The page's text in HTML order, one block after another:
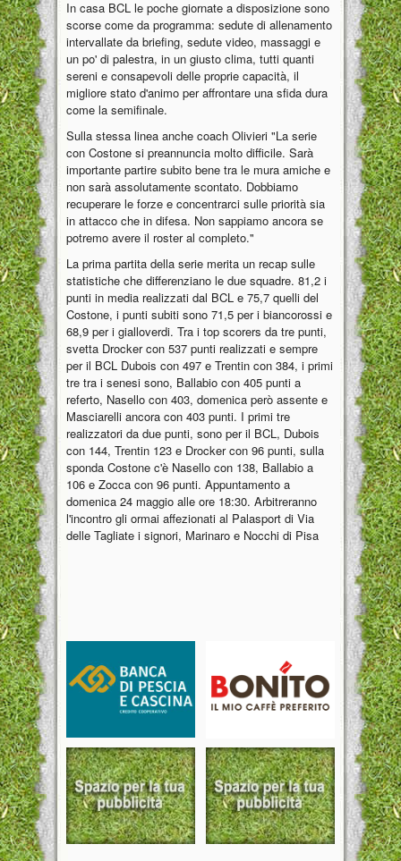
In casa BCL le poche giornate a disposizione sono
scorse come da programma: sedute di allenamento
intervallate da briefing, sedute video, massaggi e
un po' di palestra, in un giusto clima, tutti quanti
sereni e consapevoli delle proprie capacità, il
migliore stato d'animo per affrontare una sfida dura
come la semifinale.
Sulla stessa linea anche coach Olivieri "La serie
con Costone si preannuncia molto difficile. Sarà
importante partire subito bene tra le mura amiche e
non sarà assolutamente scontato. Dobbiamo
recuperare le forze e concentrarci sulle priorità sia
in attacco che in difesa. Non sappiamo ancora se
potremo avere il roster al completo."
La prima partita della serie merita un recap sulle
statistiche che differenziano le due squadre. 81,2 i
punti in media realizzati dal BCL e 75,7 quelli del
Costone, i punti subiti sono 71,5 per i biancorossi e
68,9 per i gialloverdi. Tra i top scorers da tre punti,
svetta Drocker con 537 punti realizzati e sempre
per il BCL Dubois con 497 e Trentin con 384, i primi
tre tra i senesi sono, Ballabio con 405 punti a
referto, Nasello con 403, domenica però assente e
Masciarelli ancora con 403 punti. I primi tre
realizzatori da due punti, sono per il BCL, Dubois
con 144, Trentin 123 e Drocker con 96 punti, sulla
sponda Costone c'è Nasello con 138, Ballabio a
106 e Zocca con 96 punti. Appuntamento a
domenica 24 maggio alle ore 18:30. Arbitreranno
l'incontro gli ormai affezionati al Palasport di Via
delle Tagliate i signori, Marinaro e Nocchi di Pisa